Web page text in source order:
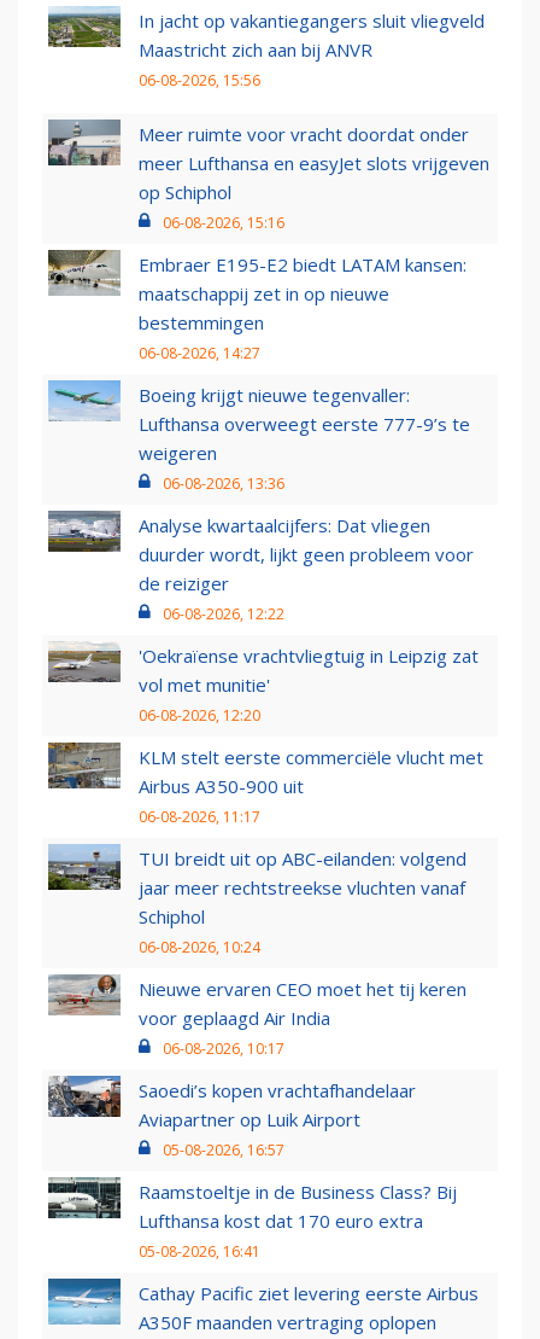
In jacht op vakantiegangers sluit vliegveld
Maastricht zich aan bij ANVR
06-08-2026, 15:56
Meer ruimte voor vracht doordat onder
meer Lufthansa en easyJet slots vrijgeven
op Schiphol
06-08-2026, 15:16
Embraer E195-E2 biedt LATAM kansen:
maatschappij zet in op nieuwe
bestemmingen
06-08-2026, 14:27
Boeing krijgt nieuwe tegenvaller:
Lufthansa overweegt eerste 777-9’s te
weigeren
06-08-2026, 13:36
Analyse kwartaalcijfers: Dat vliegen
duurder wordt, lijkt geen probleem voor
de reiziger
06-08-2026, 12:22
'Oekraïense vrachtvliegtuig in Leipzig zat
vol met munitie'
06-08-2026, 12:20
KLM stelt eerste commerciële vlucht met
Airbus A350-900 uit
06-08-2026, 11:17
TUI breidt uit op ABC-eilanden: volgend
jaar meer rechtstreekse vluchten vanaf
Schiphol
06-08-2026, 10:24
Nieuwe ervaren CEO moet het tij keren
voor geplaagd Air India
06-08-2026, 10:17
Saoedi’s kopen vrachtafhandelaar
Aviapartner op Luik Airport
05-08-2026, 16:57
Raamstoeltje in de Business Class? Bij
Lufthansa kost dat 170 euro extra
05-08-2026, 16:41
Cathay Pacific ziet levering eerste Airbus
A350F maanden vertraging oplopen